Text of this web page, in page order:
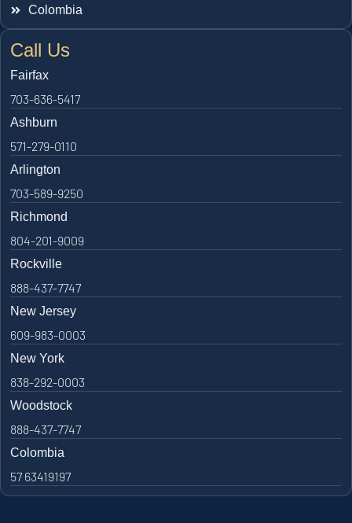
Colombia
Call Us
Fairfax
703-636-5417
Ashburn
571-279-0110
Arlington
703-589-9250
Richmond
804-201-9009
Rockville
888-437-7747
New Jersey
609-983-0003
New York
838-292-0003
Woodstock
888-437-7747
Colombia
57 63419197